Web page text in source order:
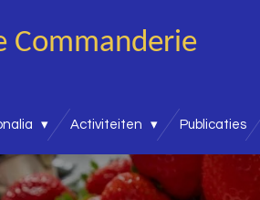
Commanderie
Activiteiten Publicaties